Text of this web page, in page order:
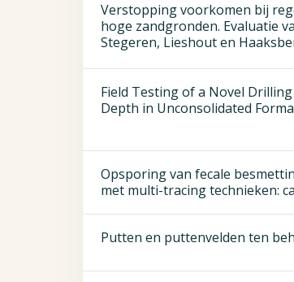
Verstopping voorkomen bij
hoge zandgronden. Evaluatie
Stegeren, Lieshout en
Field Testing of a Novel
Depth in Unconsolidated
Opsporing van fecale
met multi-tracing technieken:
Putten en puttenvelden ten